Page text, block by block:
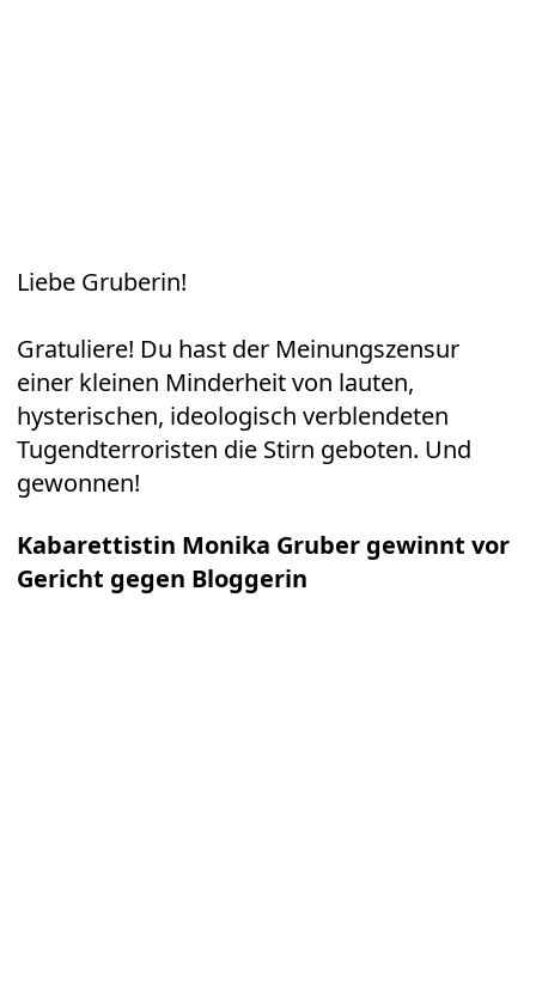
Liebe Gruberin!
Gratuliere! Du hast der Meinungszensur
einer kleinen Minderheit von lauten,
hysterischen, ideologisch verblendeten
Tugendterroristen die Stirn geboten. Und
gewonnen!
Kabarettistin Monika Gruber gewinnt vor
Gericht gegen Bloggerin